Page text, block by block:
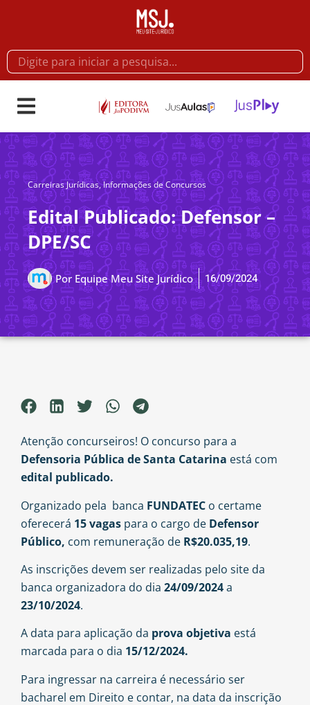
Carreiras Jurídicas,Informações de Concursos
Edital Publicado: Defensor –
DPE/SC
Por Equipe Meu Site Jurídico 16/09/2024
Atenção concurseiros! O concurso para a
Defensoria Pública de Santa Catarina está com
edital publicado.
Organizado pela banca FUNDATEC o certame
oferecerá 15 vagas para o cargo de Defensor
Público, com remuneração de R$20.035,19.
As inscrições devem ser realizadas pelo site da
banca organizadora do dia 24/09/2024a
23/10/2024.
A data para aplicação da prova objetiva está
marcada para o dia 15/12/2024.
Para ingressar na carreira é necessário ser
bacharel em Direito e contar, na data da inscrição